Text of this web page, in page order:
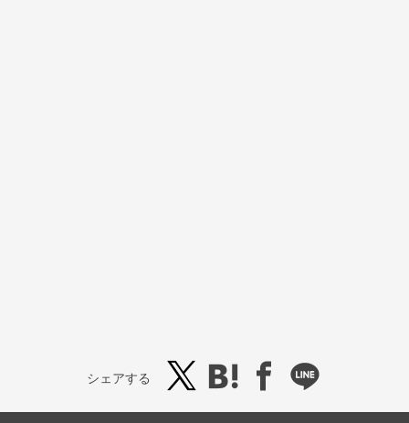
シェアする